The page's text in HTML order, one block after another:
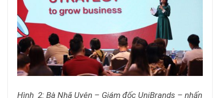
Hình 2: Bà Nhã Uyên – Giám đốc UniBrands – nhấn